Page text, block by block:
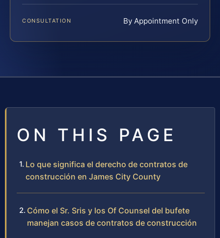
CONSULTATION By Appointment Only
ON THIS PAGE
Lo que significa el derecho de contratos de
construcción en James City County
Cómo el Sr. Sris y los Of Counsel del bufete
manejan casos de contratos de construcción